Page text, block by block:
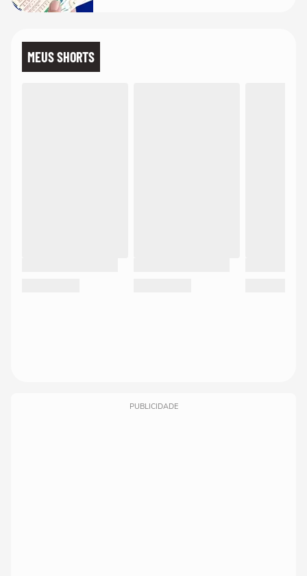
MEUS SHORTS
PUBLICIDADE